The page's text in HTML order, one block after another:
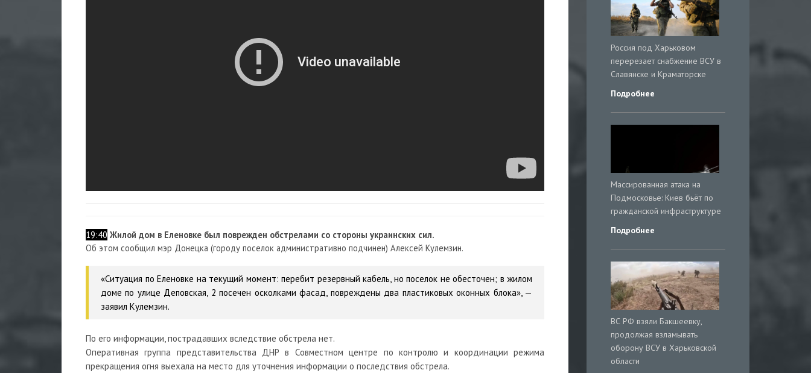
19:40 Жилой дом в Еленовке был поврежден обстрелами со стороны украинских сил.
Об этом сообщил мэр Донецка (городу поселок административно подчинен) Алексей Кулемзин.
«Ситуация по Еленовке на текущий момент: перебит резервный кабель, но поселок не обесточен; в жилом
доме по улице Деповская, 2 посечен осколками фасад, повреждены два пластиковых оконных блока», —
заявил Кулемзин.
По его информации, пострадавших вследствие обстрела нет.
Оперативная группа представительства ДНР в Совместном центре по контролю и координации режима
прекращения огня выехала на место для уточнения информации о последствия обстрела.
Россия под Харьковом
перерезает снабжение ВСУ в
Славянске и Краматорске
Подробнее
Массированная атака на
Подмосковье: Киев бьёт по
гражданской инфраструктуре
Подробнее
ВС РФ взяли Бакшеевку,
продолжая взламывать
оборону ВСУ в Харьковской
области